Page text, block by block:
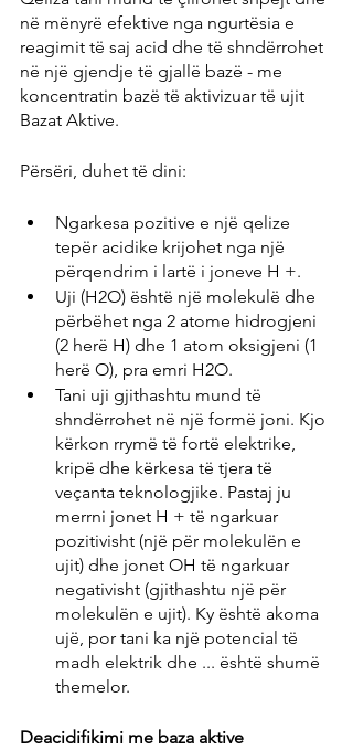
në mënyrë efektive nga ngurtësia e
reagimit të saj acid dhe të shndërrohet
në një gjendje të gjallë bazë - me
koncentratin bazë të aktivizuar të ujit
Bazat Aktive.
Përsëri, duhet të dini:
Ngarkesa pozitive e një qelize
tepër acidike krijohet nga një
përqendrim i lartë i joneve H +.
Uji (H2O) është një molekulë dhe
përbëhet nga 2 atome hidrogjeni
(2 herë H) dhe 1 atom oksigjeni (1
herë O), pra emri H2O.
Tani uji gjithashtu mund të
shndërrohet në një formë joni. Kjo
kërkon rrymë të fortë elektrike,
kripë dhe kërkesa të tjera të
veçanta teknologjike. Pastaj ju
merrni jonet H + të ngarkuar
pozitivisht (një për molekulën e
ujit) dhe jonet OH të ngarkuar
negativisht (gjithashtu një për
molekulën e ujit). Ky është akoma
ujë, por tani ka një potencial të
madh elektrik dhe ... është shumë
themelor.
Deacidifikimi me baza aktive